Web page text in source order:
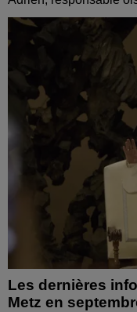
Les dernières
Metz en